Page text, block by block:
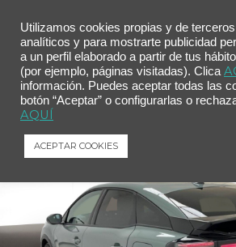
/Comprar tu coche/ Citroën C4 Hybrid 145 ë-DCS6 Max
Citroën C4 Hybrid 145 ë-
Citroën C4 Hybrid 145 ë-DCS6 Max
Utilizamos cookies propias y de
analíticos y para mostrarte publicidad
a un perfil elaborado a partir de tus
(por ejemplo, páginas visitadas). Clica
información. Puedes aceptar todas las
botón “Aceptar” o configurarlas o
AQUÍ
ACEPTAR COOKIES